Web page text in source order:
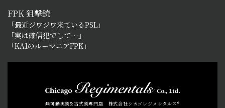
FPK 狙撃銃
「最近ジワジワ来ているPSL」
「実は確信犯でして…」
「KA1のルーマニアFPK」
無可動実銃&古式銃専門店 株式会社シカゴレジメンタルス®